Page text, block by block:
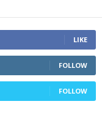
LIKE
FOLLOW
FOLLOW